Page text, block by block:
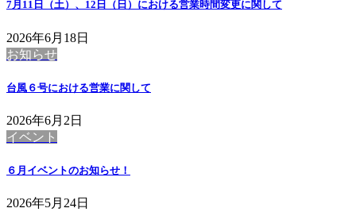
7月11日（土）、12日（日）における営業時間変更に関して
2026年6月18日
お知らせ
台風６号における営業に関して
2026年6月2日
イベント
６月イベントのお知らせ！
2026年5月24日